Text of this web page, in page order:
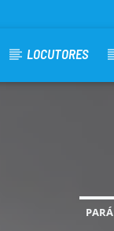
LOCUTORES
PARÁ